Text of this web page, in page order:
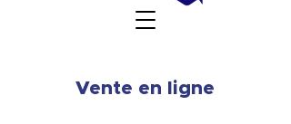
Vente en ligne